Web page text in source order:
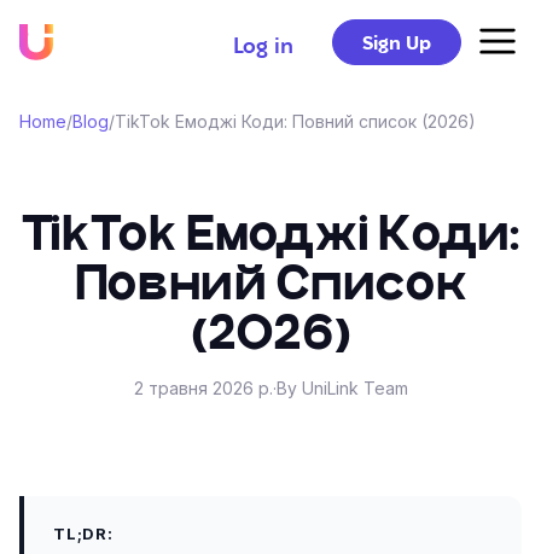
Log in Sign Up
Home/Blog/TikTok Емоджі Коди: Повний список (2026)
TikTok Емоджі Коди:
Повний Список
(2026)
2 травня 2026 р.·By UniLink Team
TL;DR: